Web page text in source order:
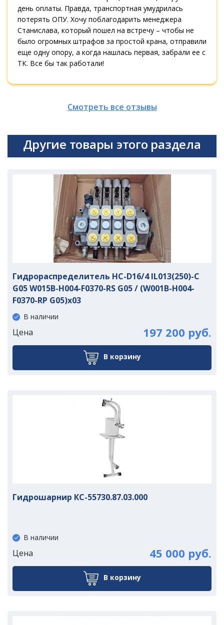
день оплаты. Правда, транспортная умудрилась
потерять ОПУ. Хочу поблагодарить менеджера
Станислава, который пошел на встречу – чтобы не
было огромных штрафов за простой крана, отправили
еще одну опору, а когда нашлась первая, забрали ее с
ТК. Все бы так работали!
Смотреть все отзывы
Другие товары этого раздела
Гидрораспределитель HC-D16/4 IL013(250)-C
G05 W015B-H004-F0370-RS G05 / (W001B-H004-
F0370-RP G05)x03
В наличии
Цена 197 200 руб.
В корзину
Гидрошарнир КС-55730.87.03.000
В наличии
Цена 45 000 руб.
В корзину